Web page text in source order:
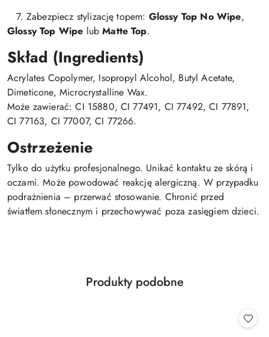
7. Zabezpiecz stylizację topem: Glossy Top No Wipe,
Glossy Top Wipe lubMatte Top.
Skład (Ingredients)
Acrylates Copolymer, Isopropyl Alcohol, Butyl Acetate,
Dimeticone, Microcrystalline Wax.
Może zawierać: CI 15880, CI 77491, CI 77492, CI 77891,
CI 77163, CI 77007, CI 77266.
Ostrzeżenie
Tylko do użytku profesjonalnego. Unikać kontaktu ze skórą i
oczami. Może powodować reakcję alergiczną. W przypadku
podrażnienia – przerwać stosowanie. Chronić przed
światłem słonecznym i przechowywać poza zasięgiem dzieci.
Pomiń karuzelę produktów
Produkty
Produkty podobne